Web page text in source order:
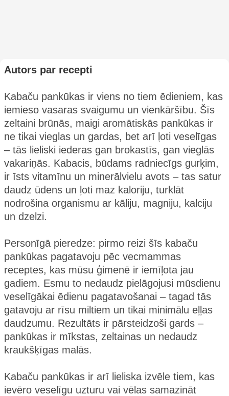
Autors par recepti
Kabaču pankūkas ir viens no tiem ēdieniem, kas
iemieso vasaras svaigumu un vienkāršību. Šīs
zeltaini brūnās, maigi aromātiskās pankūkas ir
ne tikai vieglas un gardas, bet arī ļoti veselīgas
– tās lieliski iederas gan brokastīs, gan vieglās
vakariņās. Kabacis, būdams radniecīgs gurķim,
ir īsts vitamīnu un minerālvielu avots – tas satur
daudz ūdens un ļoti maz kaloriju, turklāt
nodrošina organismu ar kāliju, magniju, kalciju
un dzelzi.
Personīgā pieredze: pirmo reizi šīs kabaču
pankūkas pagatavoju pēc vecmammas
receptes, kas mūsu ģimenē ir iemīļota jau
gadiem. Esmu to nedaudz pielāgojusi mūsdienu
veselīgākai ēdienu pagatavošanai – tagad tās
gatavoju ar rīsu miltiem un tikai minimālu eļļas
daudzumu. Rezultāts ir pārsteidzoši gards –
pankūkas ir mīkstas, zeltainas un nedaudz
kraukšķīgas malās.
Kabaču pankūkas ir arī lieliska izvēle tiem, kas
ievēro veselīgu uzturu vai vēlas samazināt